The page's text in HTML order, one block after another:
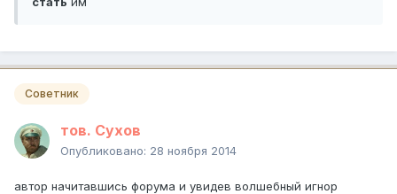
Советник
тов. Сухов
Опубликовано: 28 ноября 2014
автор начитавшись форума и увидев волшебный игнор